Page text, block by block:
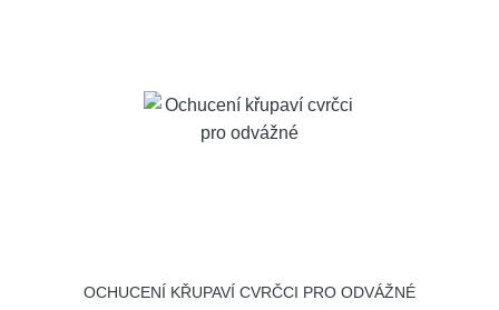
OCHUCENÍ KŘUPAVÍ CVRČCI PRO ODVÁŽNÉ